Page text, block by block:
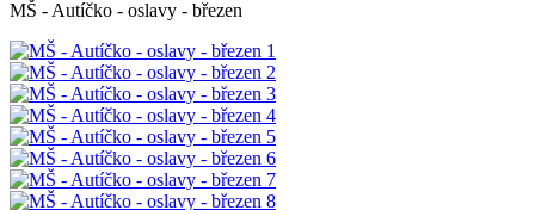
MŠ - Autíčko - oslavy - březen